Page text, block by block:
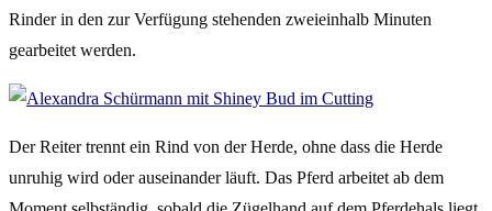
Rinder in den zur Verfügung stehenden zweieinhalb Minuten
gearbeitet werden.
Der Reiter trennt ein Rind von der Herde, ohne dass die Herde
unruhig wird oder auseinander läuft. Das Pferd arbeitet ab dem